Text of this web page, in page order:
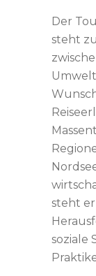
Der
steht
steht
soziale